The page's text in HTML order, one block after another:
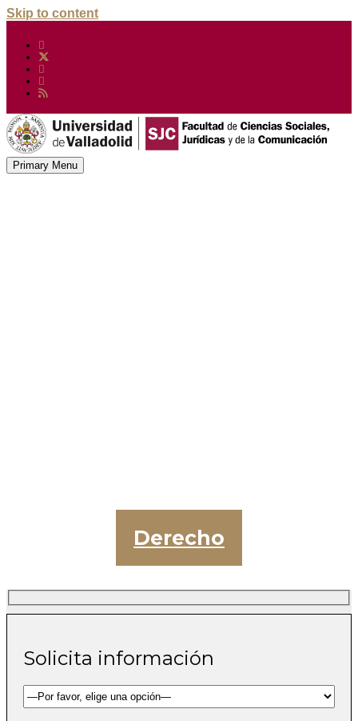
Skip to content
Primary Menu
Derecho
Solicita información